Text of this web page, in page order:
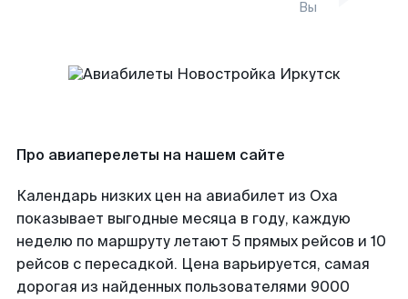
Вы
Про авиаперелеты на нашем сайте
Календарь низких цен на авиабилет из Оха
показывает выгодные месяца в году, каждую
неделю по маршруту летают 5 прямых рейсов и 10
рейсов с пересадкой. Цена варьируется, самая
дорогая из найденных пользователями 9000